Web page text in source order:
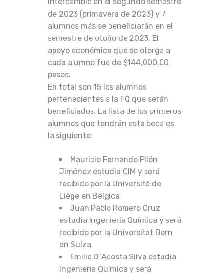
de 2023 (primavera de 2023) y 7
alumnos más se beneficiarán en el
semestre de otoño de 2023. El
apoyo económico que se otorga a
cada alumno fue de $144,000.00
pesos.
En total son 15 los alumnos
pertenecientes a la FQ que serán
beneficiados. La lista de los primeros
alumnos que tendrán esta beca es
la siguiente:
Mauricio Fernando Pilón
Jiménez estudia QIM y será
recibido por la Université de
Liège en Bélgica
Juan Pablo Romero Cruz
estudia Ingeniería Química y será
recibido por la Universitat Bern
en Suiza
Emilio D´Acosta Silva estudia
Ingeniería Química y será